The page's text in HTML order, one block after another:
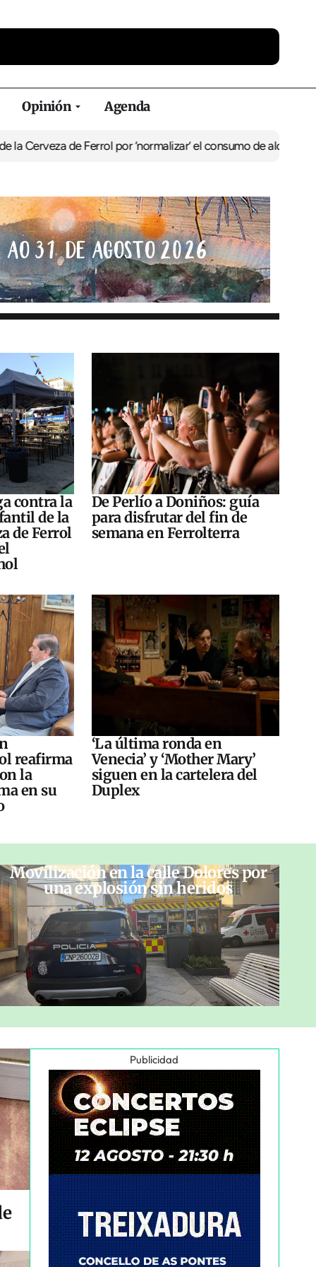
Opinión Agenda
de Ferrol por ‘normalizar’ el consumo de alcoholDe Perlío a
contra la
de la
de Ferrol
De Perlío a Doniños: guía
para disfrutar del fin de
semana en Ferrolterra
reafirma
la
en su
‘La última ronda en
Venecia’ y ‘Mother Mary’
siguen en la cartelera del
Duplex
Movilización en la calle Dolores por
una explosión sin heridos
Publicidad